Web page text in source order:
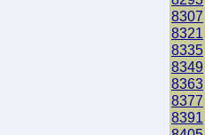
8307
8321
8335
8349
8363
8377
8391